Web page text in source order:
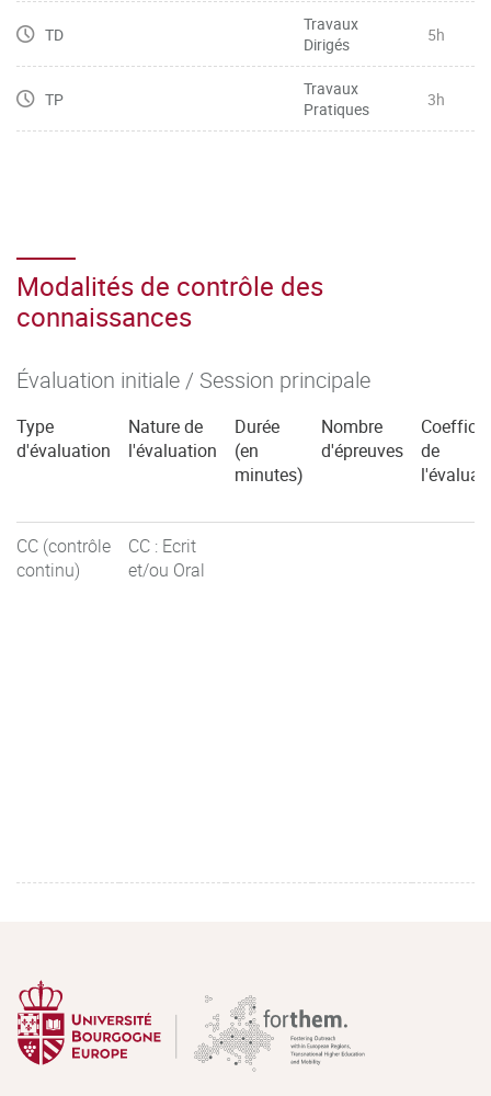
TD
Travaux
Dirigés
5h
TP
Travaux
Pratiques
3h
Modalités de contrôle des
connaissances
Évaluation initiale / Session principale
Type
d'évaluation
Nature de
l'évaluation
Durée
(en
minutes)
Nombre
d'épreuves
de
CC (contrôle
continu)
CC : Ecrit
et/ou Oral